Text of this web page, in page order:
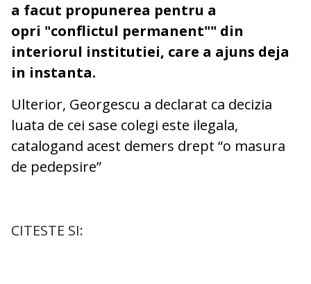
a facut propunerea pentru a
opri "conflictul permanent"" din
interiorul institutiei, care a ajuns deja
in instanta.
Ulterior, Georgescu a declarat ca decizia
luata de cei sase colegi este ilegala,
catalogand acest demers drept “o masura
de pedepsire”
CITESTE SI: